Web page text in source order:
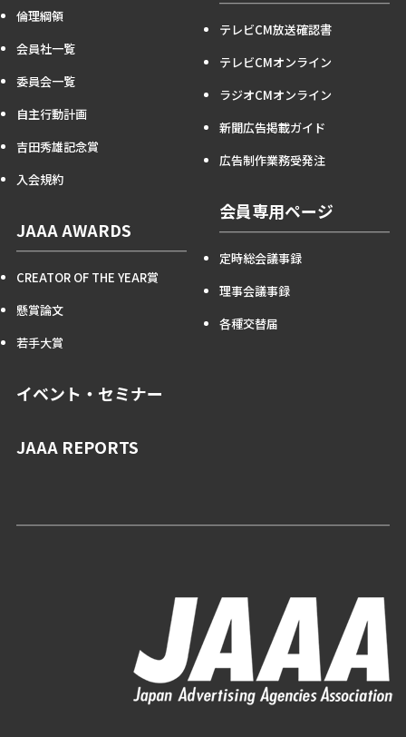
倫理綱領
会員社一覧
委員会一覧
自主行動計画
吉田秀雄記念賞
入会規約
JAAA AWARDS
CREATOR OF THE YEAR賞
懸賞論文
若手大賞
イベント・セミナー
JAAA REPORTS
テレビCM放送確認書
テレビCMオンライン
ラジオCMオンライン
新聞広告掲載ガイド
広告制作業務受発注
会員専用ページ
定時総会議事録
理事会議事録
各種交替届